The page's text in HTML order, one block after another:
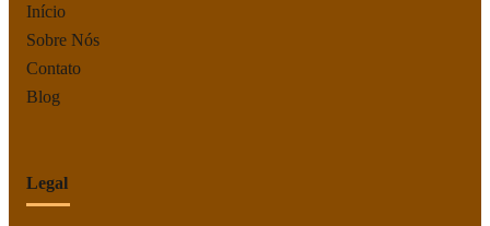
Início
Sobre Nós
Contato
Blog
Legal